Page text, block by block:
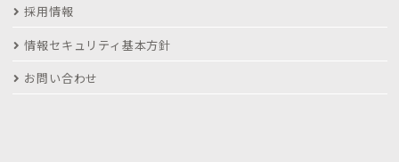
採用情報
情報セキュリティ基本方針
お問い合わせ